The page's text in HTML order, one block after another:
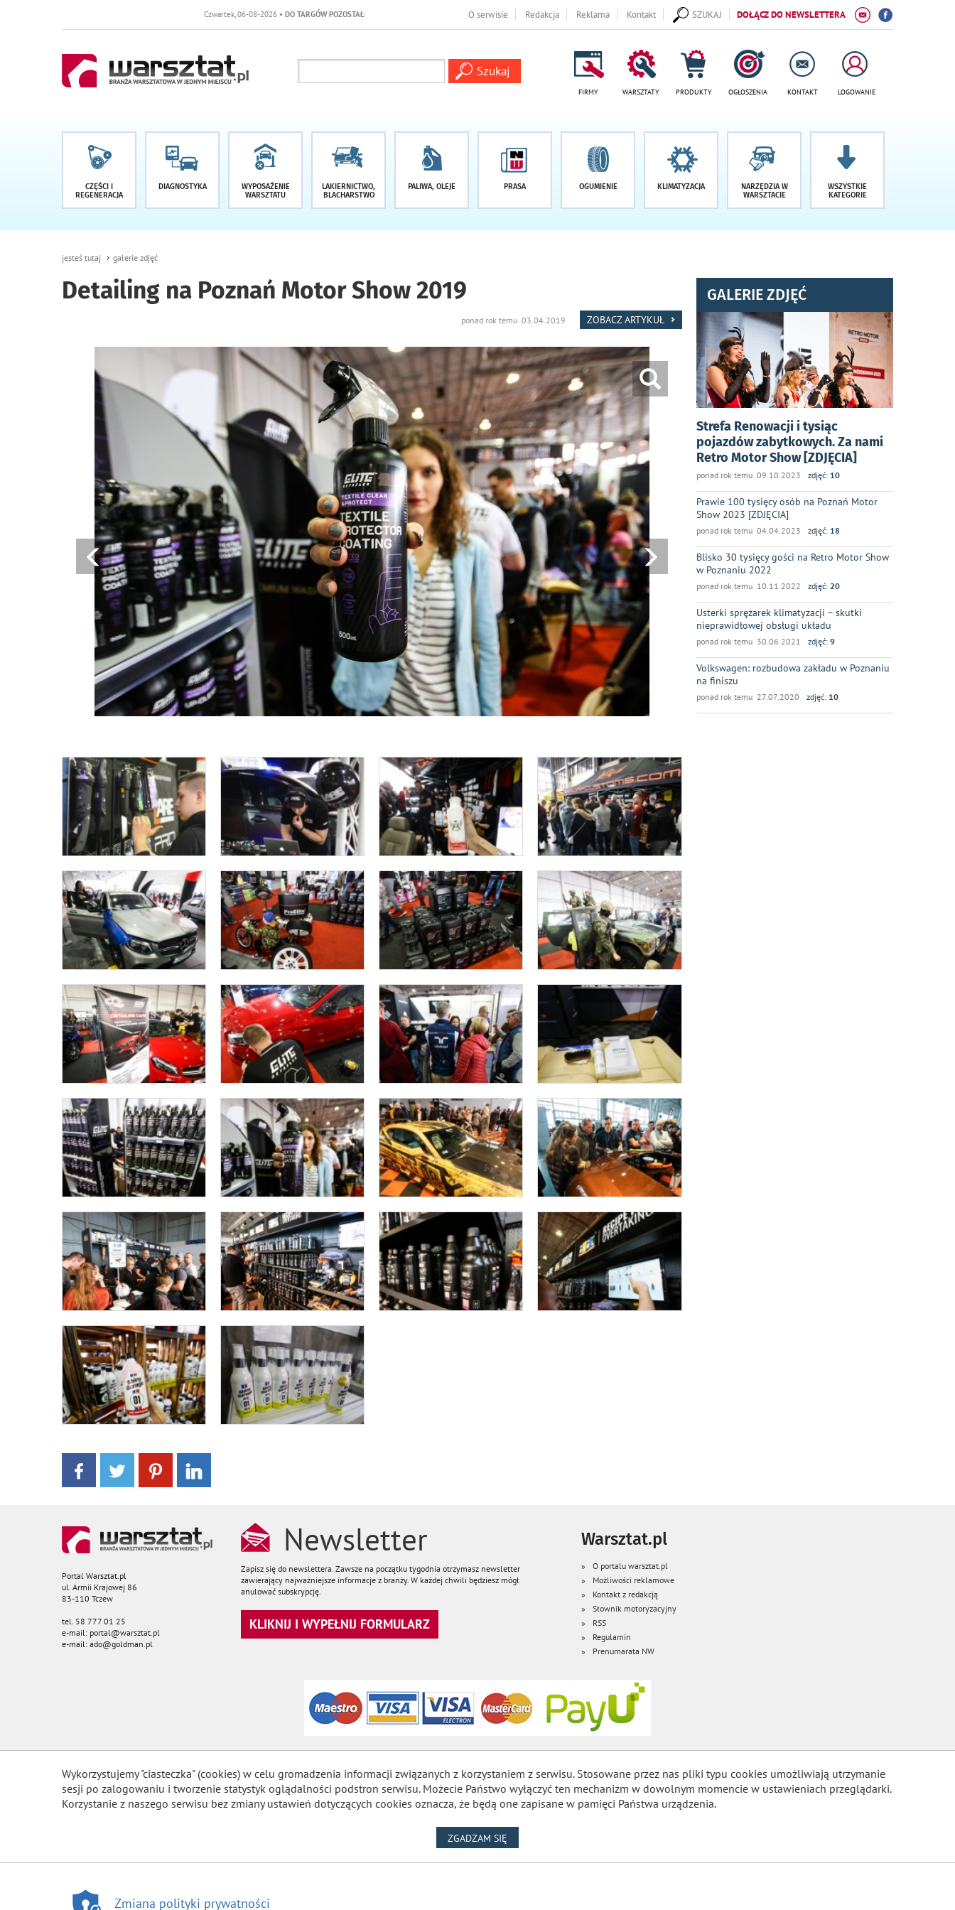
Czwartek, 06-08-2026• DO TARGÓW POZOSTAŁO -1 DNI O serwisie Redakcja Reklama Kontakt DOŁĄCZ DO NEWSLETTERA
SZUKAJ
FIRMY WARSZTATY PRODUKTY OGŁOSZENIA KONTAKT LOGOWANIE
CZĘŚCI I
REGENERACJA
DIAGNOSTYKA
WYPOSAŻENIE
WARSZTATU
LAKIERNICTWO,
BLACHARSTWO
PALIWA, OLEJE PRASA OGUMIENIE KLIMATYZACJA
NARZĘDZIA W
WARSZTACIE
WSZYSTKIE
KATEGORIE
jesteś tutaj galerie zdjęć
Detailing na Poznań Motor Show 2019
ponad rok temu 03.04.2019 ZOBACZ ARTYKUŁ
GALERIE ZDJĘĆ
Strefa Renowacji i tysiąc
pojazdów zabytkowych. Za nami
Retro Motor Show [ZDJĘCIA]
ponad rok temu 09.10.2023 zdjęć: 10
Prawie 100 tysięcy osób na Poznań Motor
Show 2023 [ZDJĘCIA]
ponad rok temu 04.04.2023 zdjęć: 18
Blisko 30 tysięcy gości na Retro Motor Show
w Poznaniu 2022
ponad rok temu 10.11.2022 zdjęć: 20
Usterki sprężarek klimatyzacji – skutki
nieprawidłowej obsługi układu
ponad rok temu 30.06.2021 zdjęć: 9
Volkswagen: rozbudowa zakładu w Poznaniu
na finiszu
ponad rok temu 27.07.2020 zdjęć: 10
Portal Warsztat.pl
ul. Armii Krajowej 86
83-110 Tczew
tel. 58 777 01 25
e-mail: portal@warsztat.pl
e-mail: ado@goldman.pl
Newsletter
Zapisz się do newslettera. Zawsze na początku tygodnia otrzymasz newsletter
zawierający najważniejsze informacje z branży. W każdej chwili będziesz mógł
anulować subskrypcję.
KLIKNIJ I WYPEŁNIJ FORMULARZ
Warsztat.pl
O portalu warsztat.pl
Możliwości reklamowe
Kontakt z redakcją
Słownik motoryzacyjny
RSS
Regulamin
Prenumarata NW
Wykorzystujemy "ciasteczka" (cookies) w celu gromadzenia informacji związanych z korzystaniem z serwisu. Stosowane przez nas pliki typu cookies umożliwiają utrzymanie
sesji po zalogowaniu i tworzenie statystyk oglądalności podstron serwisu. Możecie Państwo wyłączyć ten mechanizm w dowolnym momencie w ustawieniach przeglądarki.
Korzystanie z naszego serwisu bez zmiany ustawień dotyczących cookies oznacza, że będą one zapisane w pamięci Państwa urządzenia.
ZGADZAM SIĘ
Zmiana polityki prywatności